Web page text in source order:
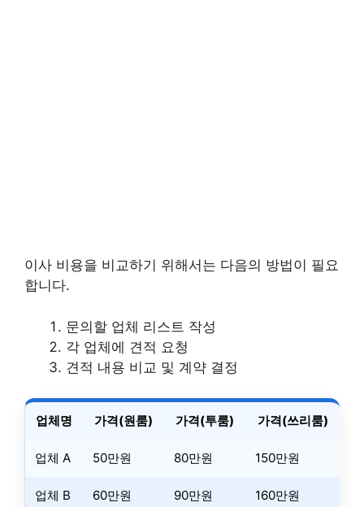
이사 비용을 비교하기 위해서는 다음의 방법이 필요
합니다.
문의할 업체 리스트 작성
각 업체에 견적 요청
견적 내용 비교 및 계약 결정
업체명 가격(원룸) 가격(투룸) 가격(쓰리룸)
업체 A 50만원 80만원 150만원
업체 B 60만원 90만원 160만원